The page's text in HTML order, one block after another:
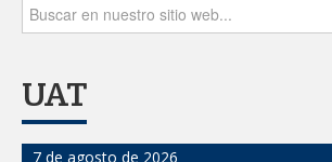
Opinión
FORTALECE IMJUVE
JÓVENES CON
Coordinan la SST y
fortalecer la
UAT
7 de agosto de 2026